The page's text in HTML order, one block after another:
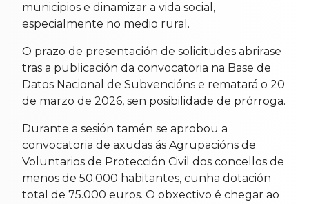
municipios e dinamizar a vida social,
especialmente no medio rural.
O prazo de presentación de solicitudes abrirase
tras a publicación da convocatoria na Base de
Datos Nacional de Subvencións e rematará o 20
de marzo de 2026, sen posibilidade de prórroga.
Durante a sesión tamén se aprobou a
convocatoria de axudas ás Agrupacións de
Voluntarios de Protección Civil dos concellos de
menos de 50.000 habitantes, cunha dotación
total de 75.000 euros. O obxectivo é chegar ao